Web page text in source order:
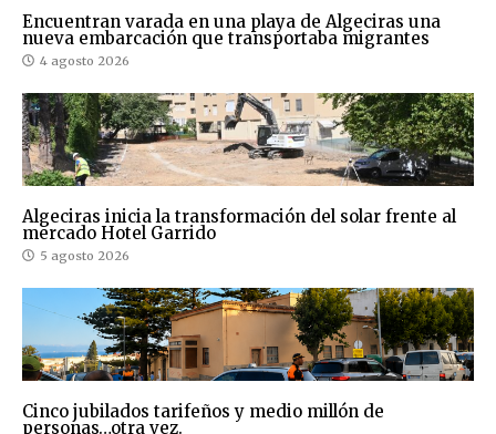
Encuentran varada en una playa de Algeciras una
nueva embarcación que transportaba migrantes
4 agosto 2026
Algeciras inicia la transformación del solar frente al
mercado Hotel Garrido
5 agosto 2026
Cinco jubilados tarifeños y medio millón de
personas…otra vez.